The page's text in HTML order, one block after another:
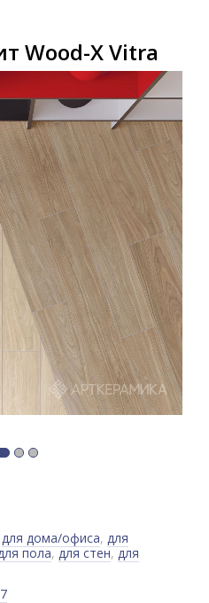
Wood-X Vitra
для дома/офиса, для
пола,для стен,для